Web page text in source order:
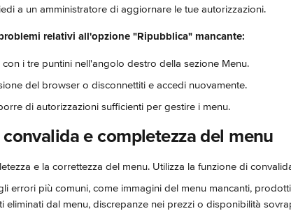
a un amministratore di aggiornare le tue autorizzazioni.
relativi all'opzione "Ripubblica" mancante:
con i tre puntini nell'angolo destro della sezione Menu.
del browser o disconnettiti e accedi nuovamente.
di autorizzazioni sufficienti per gestire i menu.
e completezza del menu
e la correttezza del menu. Utilizza la funzione di
errori più comuni, come immagini del menu mancanti,
eliminati dal menu, discrepanze nei prezzi o disponibilità